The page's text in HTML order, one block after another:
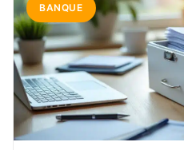
BANQUE